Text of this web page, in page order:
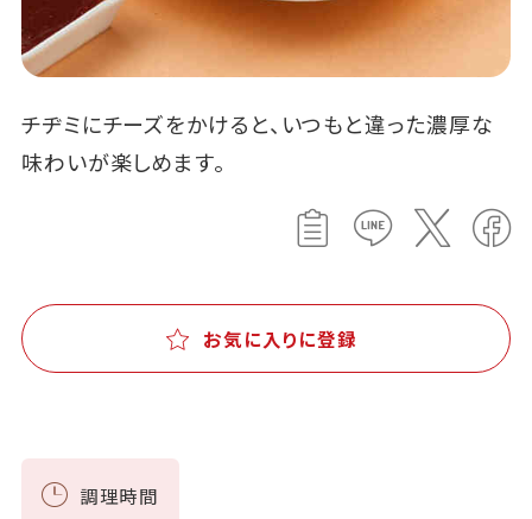
チヂミにチーズをかけると、いつもと違った濃厚な
味わいが楽しめます。
お気に入りに登録
調理時間